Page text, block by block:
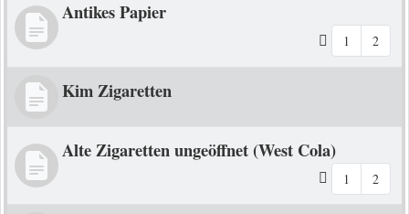
Antikes Papier
1 2
Kim Zigaretten
Alte Zigaretten ungeöffnet (West Cola)
1 2